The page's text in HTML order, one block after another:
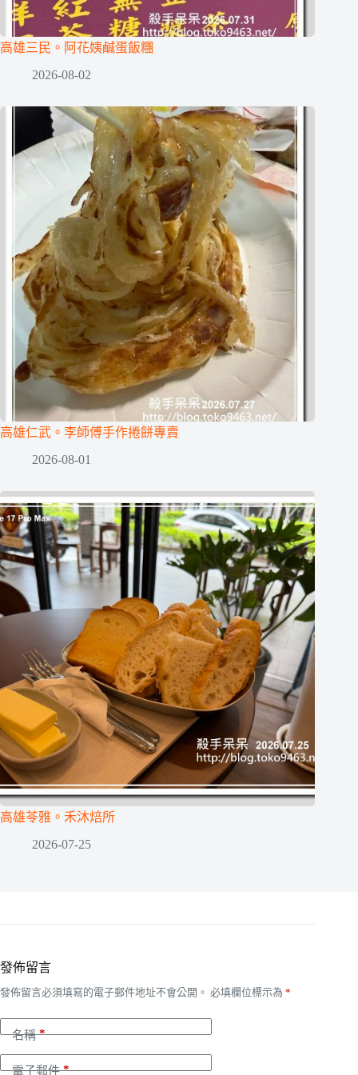
高雄三民。阿花姨鹹蛋飯糰
2026-08-02
高雄仁武。李師傅手作捲餅專賣
2026-08-01
高雄苓雅。禾沐焙所
2026-07-25
發佈留言
發佈留言必須填寫的電子郵件地址不會公開。 必填欄位標示為 *
名稱*
電子郵件*